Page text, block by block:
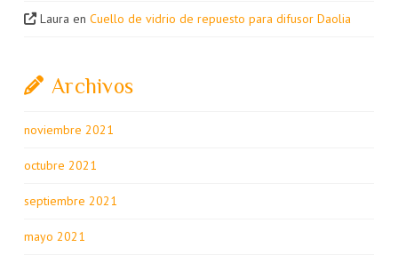
Laura enCuello de vidrio de repuesto para difusor Daolia
Archivos
noviembre 2021
octubre 2021
septiembre 2021
mayo 2021